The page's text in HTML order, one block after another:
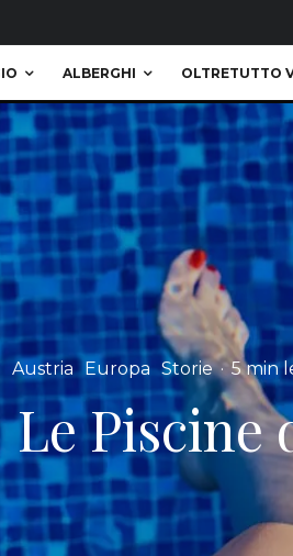
ALBERGHI OLTRETUTTO
Austria Europa Storie · 5 min
Le Piscine